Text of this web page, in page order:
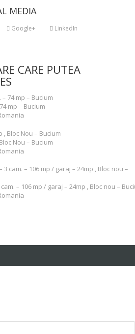
MEDIA
Google+ LinkedIn
CARE PUTEA
mp – Bucium
Nou – Bucium
– 106 mp / garaj – 24mp , Bloc nou –